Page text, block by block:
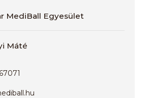
MediBall Egyesület
Máté